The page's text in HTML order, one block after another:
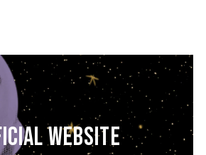
WEBSITE